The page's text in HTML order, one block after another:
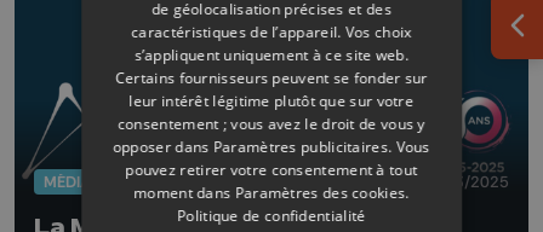
MÉDIAS 13/03/2025
de géolocalisation précises et des
caractéristiques de l’appareil. Vos choix
s’appliquent uniquement à ce site web.
Certains fournisseurs peuvent se fonder sur
leur intérêt légitime plutôt que sur votre
consentement ; vous avez le droit de vous y
opposer dans Paramètres publicitaires. Vous
pouvez retirer votre consentement à tout
moment dans Paramètres des cookies.
Politique de confidentialité